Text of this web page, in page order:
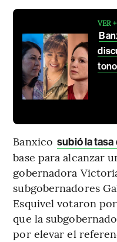
VER +
Banxico subió la
base para alcanzar
gobernadora
subgobernadores
Esquivel votaron
que la
por elevar el